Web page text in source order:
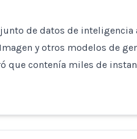
de datos de
y otros modelos de
que contenía miles de